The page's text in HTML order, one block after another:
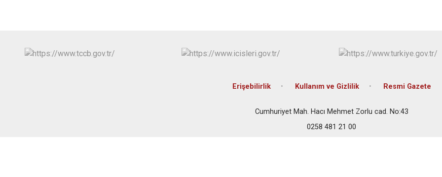
Erişebilirlik Kullanım ve Gizlilik Resmi Gazete
Cumhuriyet Mah. Hacı Mehmet Zorlu cad. No:43
0258 481 21 00